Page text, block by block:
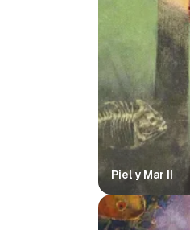
Piel y Mar II